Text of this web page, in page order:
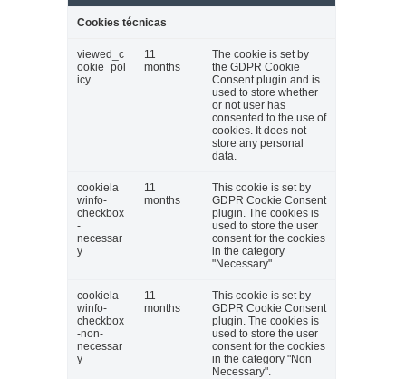
Cookies técnicas
viewed_c
ookie_pol
icy
11
months
The cookie is set by
the GDPR Cookie
Consent plugin and is
used to store whether
or not user has
consented to the use of
cookies. It does not
store any personal
data.
cookiela
winfo-
checkbox
-
necessar
y
11
months
This cookie is set by
GDPR Cookie Consent
plugin. The cookies is
used to store the user
consent for the cookies
in the category
"Necessary".
cookiela
winfo-
checkbox
-non-
necessar
y
11
months
This cookie is set by
GDPR Cookie Consent
plugin. The cookies is
used to store the user
consent for the cookies
in the category "Non
Necessary".